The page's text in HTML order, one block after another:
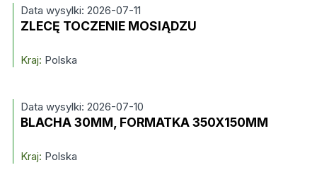
Data wysylki: 2026-07-11
ZLECĘ TOCZENIE MOSIĄDZU
Kraj: Polska
Data wysylki: 2026-07-10
BLACHA 30MM, FORMATKA 350X150MM
Kraj: Polska